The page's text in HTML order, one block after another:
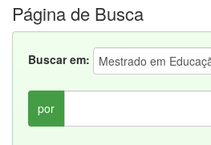
Página de Busca
Buscar em:
por